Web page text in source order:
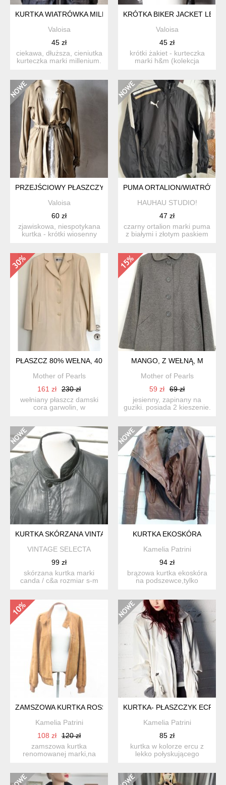
KURTKA WIATRÓWKA MILLENIUM CIENKA MILITARNA ROCK S
Valoisa
45 zł
ciekawa, dłuższa, cieniutka
kurteczka marki millenium.
KRÓTKA BIKER JACKET LEN
Valoisa
45 zł
krótki żakiet - kurteczka
marki h&m (kolekcja
PRZEJŚCIOWY PŁASZCZYK MILITARNY DRAPOWANY
Valoisa
60 zł
zjawiskowa, niespotykana
kurtka - krótki wiosenny
PUMA ORTALION/WIATRÓWKA
HAUHAU STUDIO!
47 zł
czarny ortalion marki puma
z białymi i złotym paskiem
PŁASZCZ 80% WEŁNA, 40
Mother of Pearls
161 zł
230 zł
wełniany płaszcz damski
cora garwolin, w
MANGO, Z WEŁNĄ, M
Mother of Pearls
59 zł
69 zł
jesienny, zapinany na
guziki. posiada 2 kieszenie.
KURTKA SKÓRZANA VINTAGE C&A
VINTAGE SELECTA
99 zł
skórzana kurtka marki
canda / c&a rozmiar s-m
KURTKA EKOSKÓRA
Kamelia Patrini
94 zł
brązowa kurtka ekoskóra
na podszewce,tylko
ZAMSZOWA KURTKA ROSSETTI
Kamelia Patrini
108 zł
120 zł
zamszowa kurtka
renomowanej marki,na
KURTKA- PŁASZCZYK ECRU
Kamelia Patrini
85 zł
kurtka w kolorze ercu z
lekko połyskującego